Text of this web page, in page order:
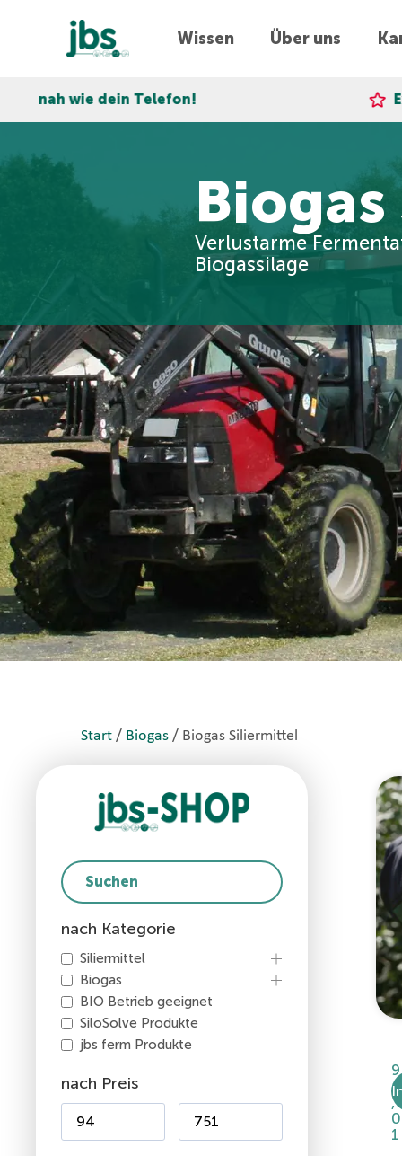
Wissen Über uns
Telefon! Express-
Verlustarme
Biogassilage
Start / Biogas / Biogas Siliermittel
nach Kategorie
Siliermittel
Biogas
BIO Betrieb geeignet
SiloSolve Produkte
jbs ferm Produkte
nach Preis
9
4
,
0
1